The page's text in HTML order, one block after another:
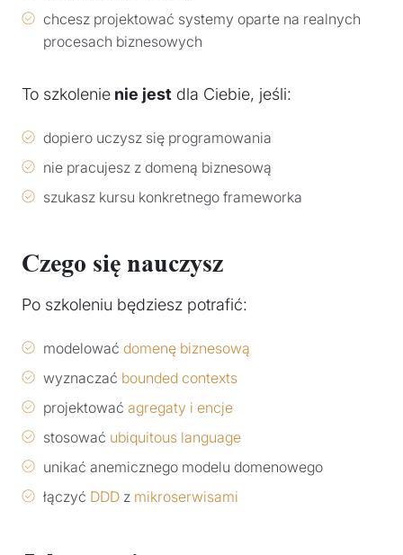
chcesz projektować systemy oparte na realnych
procesach biznesowych
To szkolenie nie jest dla Ciebie, jeśli:
dopiero uczysz się programowania
nie pracujesz z domeną biznesową
szukasz kursu konkretnego frameworka
Czego się nauczysz
Po szkoleniu będziesz potrafić:
modelować domenę biznesową
wyznaczać bounded contexts
projektować agregaty i encje
stosować ubiquitous language
unikać anemicznego modelu domenowego
łączyć DDD z mikroserwisami